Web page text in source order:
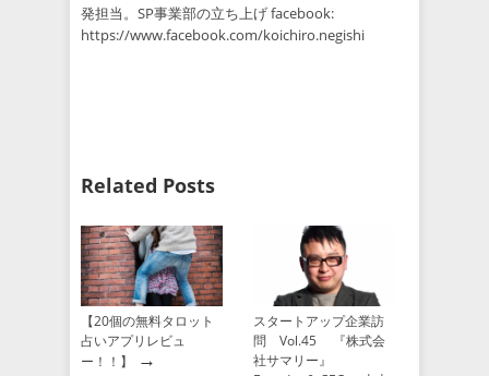
発担当。SP事業部の立ち上げ facebook:
https://www.facebook.com/koichiro.negishi
Related Posts
【20個の無料タロット
占いアプリレビュ
ー！！】
→
スタートアップ企業訪
問 Vol.45 『株式会
社サマリー』